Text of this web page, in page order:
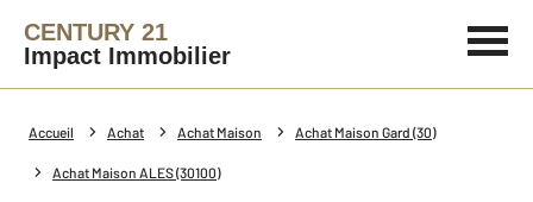
CENTURY 21
Impact Immobilier
Accueil Achat Achat Maison Achat Maison Gard (30)
Achat Maison ALES (30100)